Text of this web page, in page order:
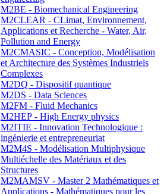
M2BE - Biomechanical Engineering
M2CLEAR - CLimat, Environnement,
Applications et Recherche - Water, Air,
Pollution and Energy
M2CMASIC - Conception, Modélisation
et Architecture des Systèmes Industriels
Complexes
M2DQ - Dispositif quantique
M2DS - Data Sciences
M2FM - Fluid Mechanics
M2HEP - High Energy physics
M2ITIE - Innovation Technologique :
ingénierie et entrepreneuriat
M2M4S - Modélisation Multiphysique
Multiéchelle des Matériaux et des
Structures
M2MAMSV - Master 2 Mathématiques et
Applications - Mathématiques pour les